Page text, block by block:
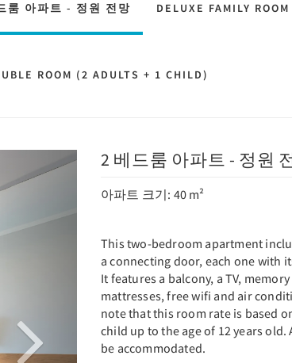
룸 아파트 - 정원 전망 DELUXE FAMILY ROOM
ROOM (2 ADULTS + 1 CHILD)
2 베드룸 아파트 - 정원
아파트 크기: 40 m²
This two-bedroom apartment
a connecting door, each one with
It features a balcony, a TV,
mattresses, free wifi and air
note that this room rate is based
child up to the age of 12 years old.
be accommodated.